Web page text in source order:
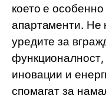
което е
апартаменти. Не
уредите за
функционалност,
иновации и
спомагат за